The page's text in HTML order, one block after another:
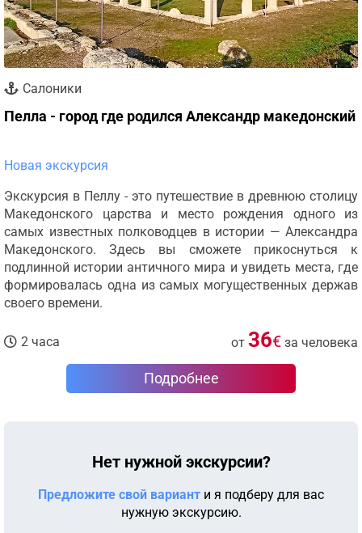
Салоники
Пелла - город где родился Александр македонский
Новая экскурсия
Экскурсия в Пеллу - это путешествие в древнюю столицу
Македонского царства и место рождения одного из
самых известных полководцев в истории — Александра
Македонского. Здесь вы сможете прикоснуться к
подлинной истории античного мира и увидеть места, где
формировалась одна из самых могущественных держав
своего времени.
2 часа от 36€ за человека
Подробнее
Нет нужной экскурсии?
Предложите свой вариант и я подберу для вас
нужную экскурсию.